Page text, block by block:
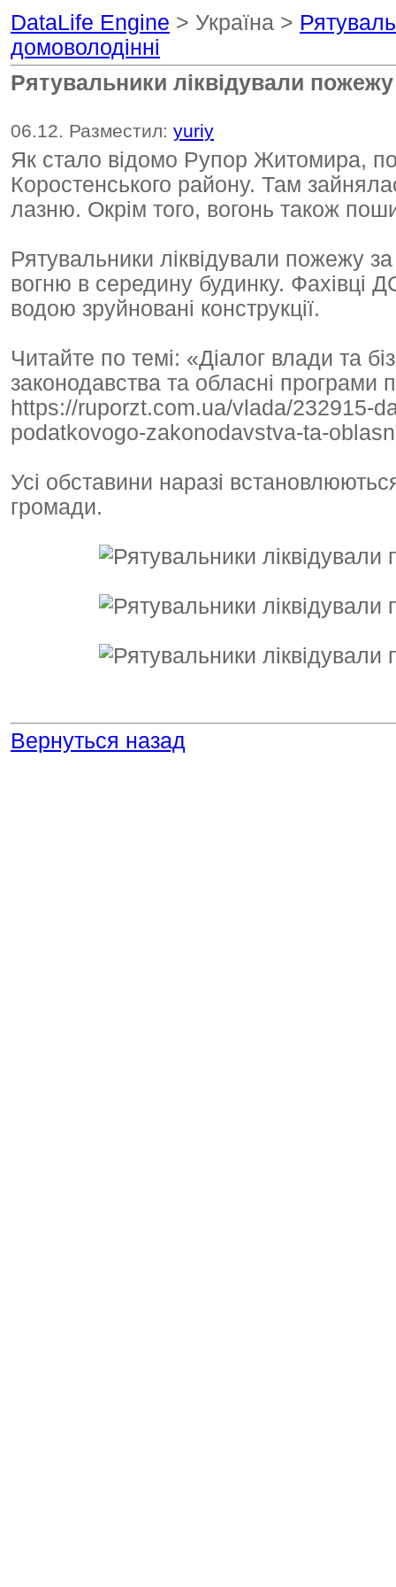
DataLife Engine > Україна >
домоволодінні
Рятувальники ліквідували
06.12. Разместил: yuriy
Як стало відомо Рупор Житомира,
Коростенського району. Там
лазню. Окрім того, вогонь також
Рятувальники ліквідували пожежу
вогню в середину будинку. Фахівці
водою зруйновані конструкції.
Читайте по темі: «Діалог влади та
законодавства та обласні програми
https://ruporzt.com.ua/vlada/232915-
podatkovogo-zakonodavstva-ta-
Усі обставини наразі
громади.
Вернуться назад